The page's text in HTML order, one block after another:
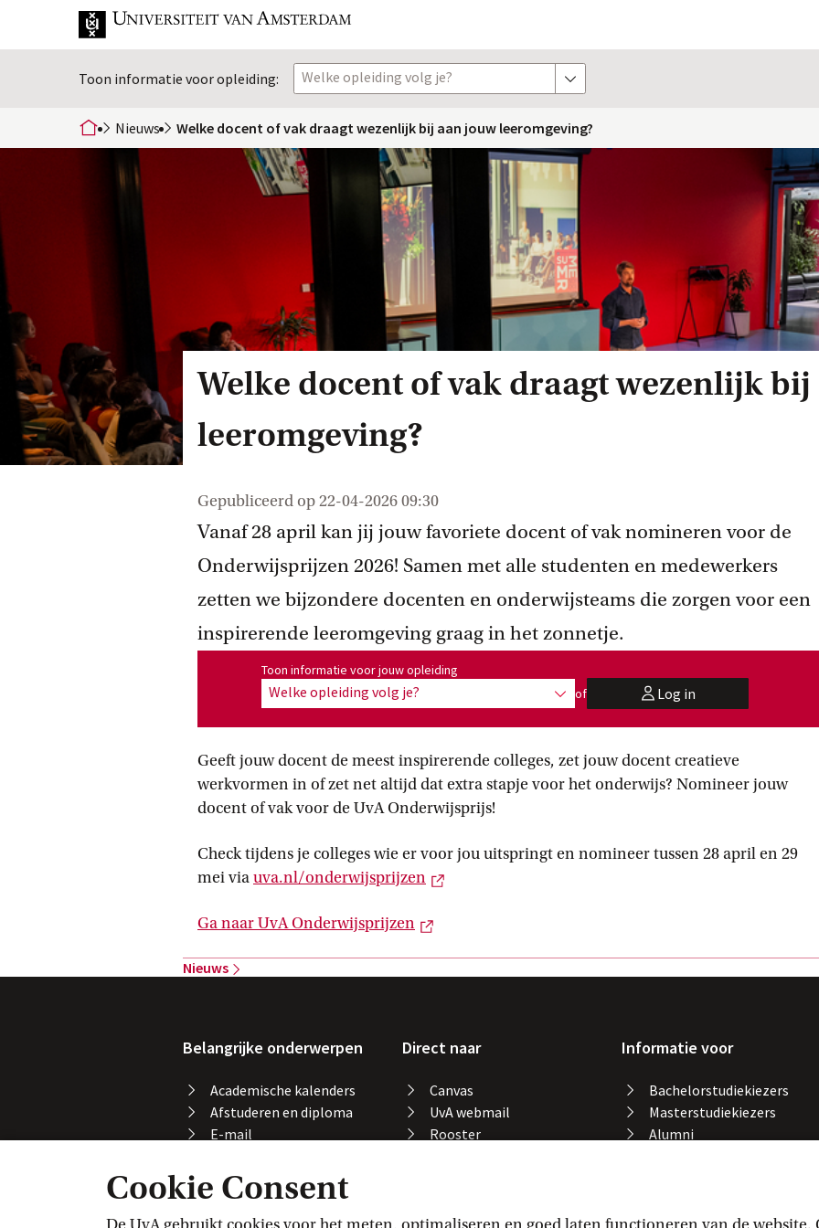
Cookie Consent
Toon informatie voor opleiding: Welke opleiding volg je? toon opties
home
Nieuws Welke docent of vak draagt wezenlijk bij aan jouw leeromgeving?
Welke docent of vak draagt wezenlijk
leeromgeving?
Gepubliceerd op22-04-2026 09:30
Vanaf 28 april kan jij jouw favoriete docent of vak nomineren voor de
Onderwijsprijzen 2026! Samen met alle studenten en medewerkers
zetten we bijzondere docenten en onderwijsteams die zorgen voor een
inspirerende leeromgeving graag in het zonnetje.
Toon informatie voor opleiding:
Toon informatie voor jouw opleiding
Welke opleiding volg je? toon opties
of userLog in
Geeft jouw docent de meest inspirerende colleges, zet jouw docent creatieve
werkvormen in of zet net altijd dat extra stapje voor het onderwijs? Nomineer jouw
docent of vak voor de UvA Onderwijsprijs!
Check tijdens je colleges wie er voor jou uitspringt en nomineer tussen 28 april en 29
mei viauva.nl/onderwijsprijzen
Ga naar UvA Onderwijsprijzen
Nieuws
Belangrijke onderwerpen
Academische kalenders
Afstuderen en diploma
E-mail
scannen
Studeren in het buitenland
Vakaanmelding
Direct naar
Canvas
UvA webmail
Rooster
Gevonden voorwerpen
Informatie voor
Bachelorstudiekiezers
Masterstudiekiezers
Alumni